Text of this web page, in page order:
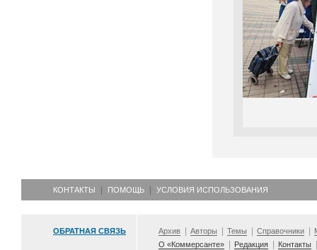
КОНТАКТЫ ПОМОЩЬ УСЛОВИЯ ИСПОЛЬЗОВАНИЯ
ОБРАТНАЯ СВЯЗЬ Архив Авторы Темы Справочники
О «Коммерсанте»
Редакция Контакты